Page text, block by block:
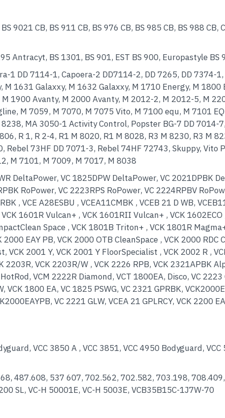
9021 CB, BS 911 CB, BS 976 CB, BS 985 CB, BS 988 CB,
Antracyt, BS 1301, BS 901, EST BS 900, Europastyle BS
1 DD 7114-1, Capoera-2 DD7114-2, DD 7265, DD 7374-
1631 Galaxxy, M 1632 Galaxxy, M 1710 Energy, M
1900 Avanty, M 2000 Avanty, M 2012-2, M 2012-5, M
M 7059, M 7070, M 7075 Vito, M 7100 equ, M 7101
MA 3050-1 Activity Control, Popster BG-7 DD 7014-
R 1, R 2-4, R1 M 8020, R1 M 8028, R3 M 8230, R3 M
Rebel 73HF DD 7071-3, Rebel 74HF 72743, Skuppy, Vito
M 7101, M 7009, M 7017, M 8038
DeltaPower, VC 1825DPW DeltaPower, VC 2021DPBK
RoPower, VC 2223RPS RoPower, VC 2224RPBV
, VCE A28ESBU , VCEA11CMBK , VCEB 21 D WB,
1601R Vulcan+ , VCK 1601RII Vulcan+ , VCK
Space , VCK 1801B Triton+ , VCK 1801R
EAY PB, VCK 2000 OTB CleanSpace , VCK 2000 RDC
2001 Y, VCK 2001 Y FloorSpecialist , VCK 2002 R ,
2203R, VCK 2203R/W , VCK 2226 RPB, VCK 2321APBK
VCM 2222R Diamond, VCT 1800EA, Disco, VC 2223
VCK 1800 EA, VC 1825 PSWG, VC 2321 GPRBK,
VC 2221 GLW, VCEA 21 GPLRCY, VCK 2200
VCC 3850 A , VCC 3851, VCC 4950 Bodyguard,
487.608, 537 607, 702.562, 702.582, 703.198,
SL, VC-H 50001E, VC-H 5003E, VCB35B15C-1J7W-70